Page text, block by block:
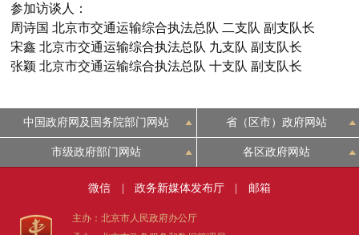
参加访谈人：
周诗国 北京市交通运输综合执法总队 二支队 副支队长
宋鑫 北京市交通运输综合执法总队 九支队 副支队长
张颖 北京市交通运输综合执法总队 十支队 副支队长
中国政府网及国务院部门网站 省（区市）政府网站
市级政府部门网站 各区政府网站
微信 政务新媒体发布厅 邮箱
主办：北京市人民政府办公厅